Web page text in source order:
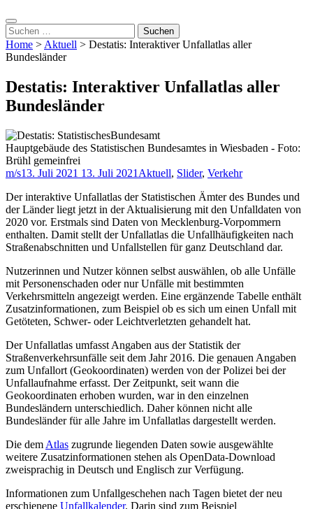
Suchen
nach:
Home > Aktuell > Destatis: Interaktiver Unfallatlas aller
Bundesländer
Destatis: Interaktiver Unfallatlas aller
Bundesländer
Hauptgebäude des Statistischen Bundesamtes in Wiesbaden - Foto:
Brühl gemeinfrei
m/s13. Juli 2021 13. Juli 2021 Aktuell, Slider, Verkehr
Der interaktive Unfallatlas der Statistischen Ämter des Bundes und
der Länder liegt jetzt in der Aktualisierung mit den Unfalldaten von
2020 vor. Erstmals sind Daten von Mecklenburg-Vorpommern
enthalten. Damit stellt der Unfallatlas die Unfallhäufigkeiten nach
Straßenabschnitten und Unfallstellen für ganz Deutschland dar.
Nutzerinnen und Nutzer können selbst auswählen, ob alle Unfälle
mit Personenschaden oder nur Unfälle mit bestimmten
Verkehrsmitteln angezeigt werden. Eine ergänzende Tabelle enthält
Zusatzinformationen, zum Beispiel ob es sich um einen Unfall mit
Getöteten, Schwer- oder Leichtverletzten gehandelt hat.
Der Unfallatlas umfasst Angaben aus der Statistik der
Straßenverkehrsunfälle seit dem Jahr 2016. Die genauen Angaben
zum Unfallort (Geokoordinaten) werden von der Polizei bei der
Unfallaufnahme erfasst. Der Zeitpunkt, seit wann die
Geokoordinaten erhoben wurden, war in den einzelnen
Bundesländern unterschiedlich. Daher können nicht alle
Bundesländer für alle Jahre im Unfallatlas dargestellt werden.
Die dem Atlas zugrunde liegenden Daten sowie ausgewählte
weitere Zusatzinformationen stehen als OpenData-Download
zweisprachig in Deutsch und Englisch zur Verfügung.
Informationen zum Unfallgeschehen nach Tagen bietet der neu
erschienene Unfallkalender. Darin sind zum Beispiel